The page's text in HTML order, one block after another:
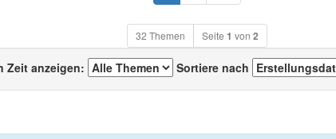
32 Themen Seite 1 von 2
Zeit anzeigen: Sortiere nach